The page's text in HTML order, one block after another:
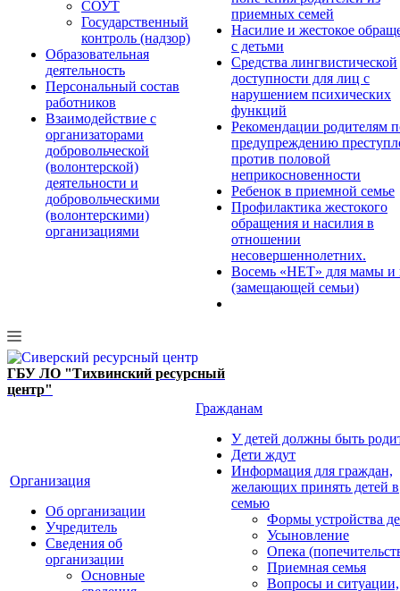
СОУТ
Государственный
контроль (надзор)
Образовательная
деятельность
Персональный состав
работников
Взаимодействие с
организаторами
добровольческой
(волонтерской)
деятельности и
добровольческими
(волонтерскими)
организациями
приемных семей
Насилие и жестокое
с детьми
Средства лингвистической
доступности для лиц с
нарушением психических
функций
Рекомендации родителям
предупреждению
против половой
неприкосновенности
Ребенок в приемной семье
Профилактика жестокого
обращения и насилия в
отношении
несовершеннолетних.
Восемь «НЕТ» для мамы и
(замещающей семьи)
ГБУ ЛО "Тихвинский ресурсный
центр"
Организация
Об организации
Учредитель
Сведения об
организации
Основные
Гражданам
У детей должны быть
Дети ждут
Информация для граждан,
желающих принять детей в
семью
Формы устройства
Усыновление
Опека
Приемная семья
Вопросы и ситуации,